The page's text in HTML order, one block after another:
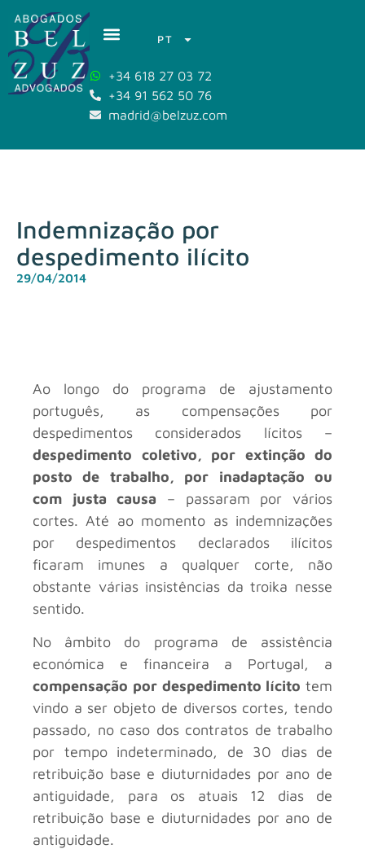
PT
+34 618 27 03 72
+34 91 562 50 76
madrid@belzuz.com
Indemnização por
despedimento ilícito
29/04/2014
Ao longo do programa de ajustamento
português, as compensações por
despedimentos considerados lícitos –
despedimento coletivo, por extinção do
posto de trabalho, por inadaptação ou
com justa causa – passaram por vários
cortes. Até ao momento as indemnizações
por despedimentos declarados ilícitos
ficaram imunes a qualquer corte, não
obstante várias insistências da troika nesse
sentido.
No âmbito do programa de assistência
económica e financeira a Portugal, a
compensação por despedimento lícito tem
vindo a ser objeto de diversos cortes, tendo
passado, no caso dos contratos de trabalho
por tempo indeterminado, de 30 dias de
retribuição base e diuturnidades por ano de
antiguidade, para os atuais 12 dias de
retribuição base e diuturnidades por ano de
antiguidade.